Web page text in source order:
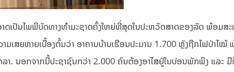
ດເປັນໄພພິບັດທາງທຳມະຊາດຄັ້ງໃຫຍ່ທີ່ສຸດໃນປະຫວັດສາດຂອງລັດ ພ້ອມສະ
ມເສຍຫາຍເບື້ອງຕົ້ນວ່າ ອາຄານບ້ານເຮືອນປະມານ 1.700 ຫຼັງຖືກໄຟປ່າໄໝ້
າ. ນອກຈາກນີ້ປະຊາຊົນກວ່າ 2.000 ຄົນຕ້ອງອາໄສຢູ່ໃນບ່ອນພັກພິງ ແລະ